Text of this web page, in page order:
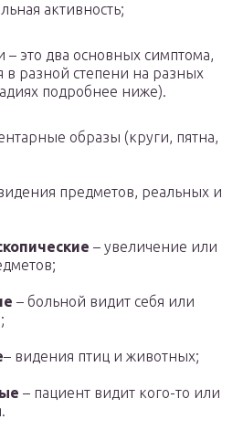
активность;
это два основных симптома,
в разной степени на разных
подробнее ниже).
образы (круги, пятна,
предметов, реальных и
– увеличение или
– больной видит себя или
– видения птиц и животных;
– пациент видит кого-то или